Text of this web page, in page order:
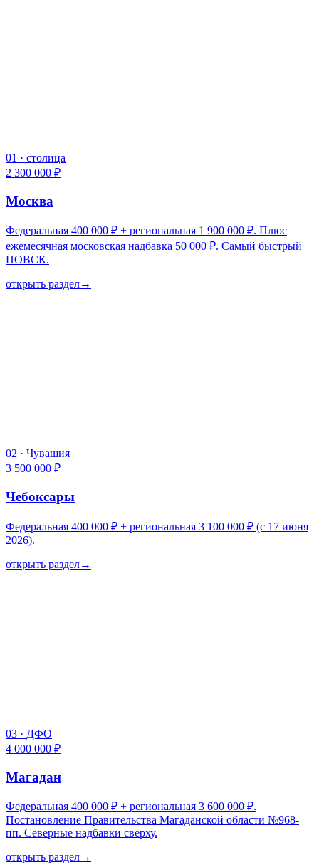
01 · столица
2 300 000 ₽
Москва
Федеральная 400 000 ₽ + региональная 1 900 000 ₽. Плюс
ежемесячная московская надбавка 50 000 ₽. Самый быстрый
ПОВСК.
открыть раздел→
02 · Чувашия
3 500 000 ₽
Чебоксары
Федеральная 400 000 ₽ + региональная 3 100 000 ₽ (с 17 июня
2026).
открыть раздел→
03 · ДФО
4 000 000 ₽
Магадан
Федеральная 400 000 ₽ + региональная 3 600 000 ₽.
Постановление Правительства Магаданской области №968-
пп. Северные надбавки сверху.
открыть раздел→